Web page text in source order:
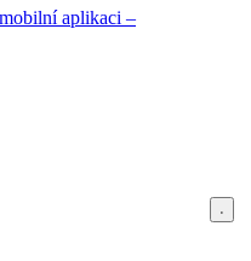
mobilní aplikaci –